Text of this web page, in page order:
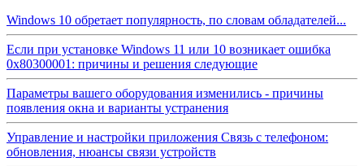
Windows 10 обретает популярность, по словам обладателей...
Если при установке Windows 11 или 10 возникает ошибка
0x80300001: причины и решения следующие
Параметры вашего оборудования изменились - причины
появления окна и варианты устранения
Управление и настройки приложения Связь с телефоном:
обновления, нюансы связи устройств